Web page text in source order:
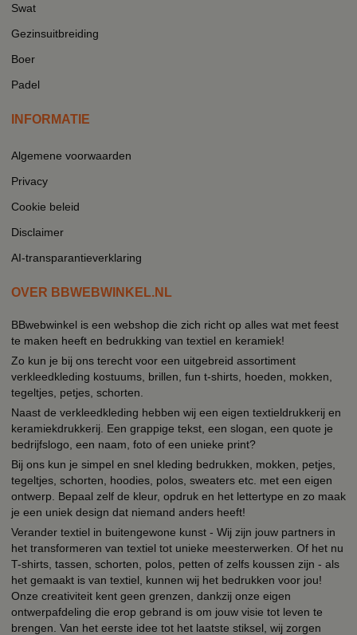
Swat
Gezinsuitbreiding
Boer
Padel
INFORMATIE
Algemene voorwaarden
Privacy
Cookie beleid
Disclaimer
AI-transparantieverklaring
OVER BBWEBWINKEL.NL
BBwebwinkel is een webshop die zich richt op alles wat met feest
te maken heeft en bedrukking van textiel en keramiek!
Zo kun je bij ons terecht voor een uitgebreid assortiment
verkleedkleding kostuums, brillen, fun t-shirts, hoeden, mokken,
tegeltjes, petjes, schorten.
Naast de verkleedkleding hebben wij een eigen textieldrukkerij en
keramiekdrukkerij. Een grappige tekst, een slogan, een quote je
bedrijfslogo, een naam, foto of een unieke print?
Bij ons kun je simpel en snel kleding bedrukken, mokken, petjes,
tegeltjes, schorten, hoodies, polos, sweaters etc. met een eigen
ontwerp. Bepaal zelf de kleur, opdruk en het lettertype en zo maak
je een uniek design dat niemand anders heeft!
Verander textiel in buitengewone kunst - Wij zijn jouw partners in
het transformeren van textiel tot unieke meesterwerken. Of het nu
T-shirts, tassen, schorten, polos, petten of zelfs koussen zijn - als
het gemaakt is van textiel, kunnen wij het bedrukken voor jou!
Onze creativiteit kent geen grenzen, dankzij onze eigen
ontwerpafdeling die erop gebrand is om jouw visie tot leven te
brengen. Van het eerste idee tot het laatste stiksel, wij zorgen